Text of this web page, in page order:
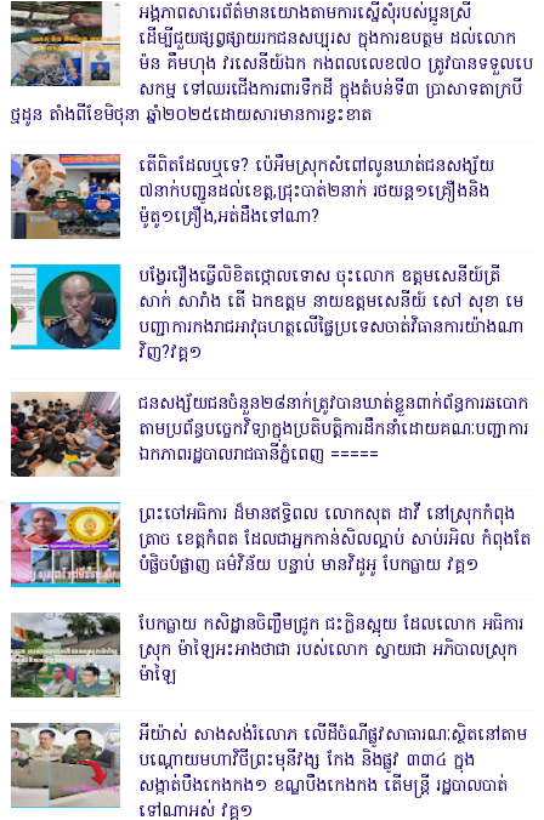
អង្គភាពសារេព័ត៌មានយោងតាមការស្នើសុំរបស់ប្អូនស្រី
ដើម្បីជួយផ្សព្វផ្សាយរកជនសប្បុរស ក្នុងការឧបត្ថម ដល់លោក
ម៉ន គឹមហុង វរសេនីយ៍ឯក កងពលលេខ៧០ ត្រូវបានទទួលបេ
សកម្ម ទៅឈរជើងការពារទឹកដី ក្នុងតំបន់ទី៣ ប្រាសាទតាក្របី
ថ្មដូន តាំងពីខែមិថុនា ឆ្នាំ២០២៥ដោយសារមានការខ្វះខាត
តើពិតដែលឬទេ? ប៉េអឹមស្រុកសំពៅលូនឃាត់ជនសង្ស័យ
៧នាក់បញ្ជូនដល់ខេត្ត,ជ្រុះបាត់២នាក់ រថយន្ត១គ្រឿងនិង
ម៉ូតូ១គ្រឿង,អត់ដឹងទៅណា?
បង្វែររឿងធ្វើលិខិតថ្កោលទោស ចុះលោក ឧត្តមសេនីយ៍ត្រី
សាក់ សារាំង តើ ឯកឧត្តម នាយឧត្តមសេនីយ៍ សៅ សុខា មេ
បញ្ជាការកងរាជអាវុធហត្ថលើផ្ទៃប្រទេសចាត់វិធានការយ៉ាងណា
វិញ?វគ្គ១
ជនសង្ស័យជនចំនួន២៨នាក់ត្រូវបានឃាត់ខ្លួនពាក់ព័ន្ធការឆបោក
តាមប្រព័ន្ធបច្ចេកវិទ្យាក្នុងប្រតិបត្តិការដឹកនាំដោយគណៈបញ្ជាការ
ឯកភាពរដ្ឋបាលរាជធានីភ្នំពេញ ‎=====
ព្រះចៅអធិការ ដ៏មានឥទ្ធិពល លោកសុត ដាវី នៅស្រុកកំពុង
ត្រាច ខេត្តកំពត ដែលជាអ្នកកាន់សិលល្អាប់ សាប់រអិល កំពុងតែ
បំផ្លិចបំផ្លាញ ធម៌វិន័យ បន្ទាប់ មានវិដូអូ បែកធ្លាយ វគ្គ១
បែកធ្លាយ កសិដ្ឋានចិញ្ចឹមជ្រូក ជះក្លិនស្អុយ ដែលលោក អធិការ
ស្រុក ម៉ាឡៃអះអាងថាជា របស់លោក ស្វាយជា អភិបាលស្រុក
ម៉ាឡៃ
អីយ៉ាស់ សាងសង់រំលោភ លើដីចំណីផ្លូវសាធារណៈស្ថិតនៅតាម
បណ្ដោយមហាវិថីព្រះមុនីវង្ស កែង និងផ្លូវ ៣៣៤ ក្នុង
សង្កាត់បឹងកេងកង១ ខណ្ឌបឹងកេងកង តើមន្ត្រី រដ្ឋបាលបាត់
ទៅណាអស់ វគ្គ១